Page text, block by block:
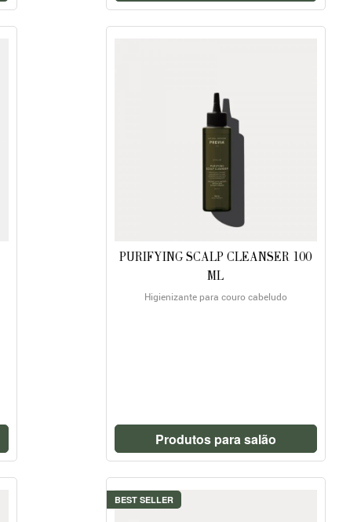
PURIFYING SCALP CLEANSER 100
ML
Higienizante para couro cabeludo
Produtos para salão
BEST SELLER